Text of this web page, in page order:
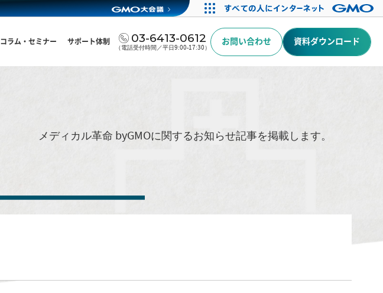
コラム・セミナー サポート体制 03-6413-0612
（電話受付時間／平日9:00-17:30）
お問い合わせ 資料ダウンロード
メディカル革命 byGMOに関するお知らせ記事を掲載します。